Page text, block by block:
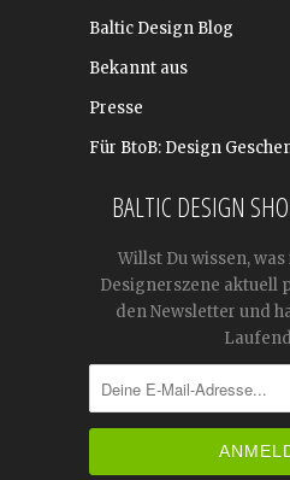
Baltic Design Blog
Bekannt aus
Presse
Für BtoB: Design
BALTIC DESIGN
Willst Du wissen,
Designerszene aktuell
den Newsletter und